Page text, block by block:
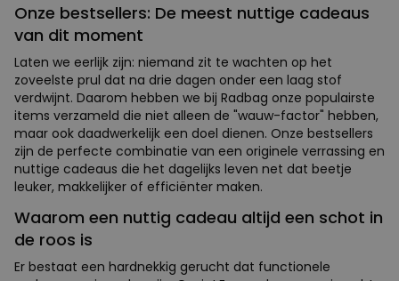
Onze bestsellers: De meest nuttige cadeaus
van dit moment
Laten we eerlijk zijn: niemand zit te wachten op het
zoveelste prul dat na drie dagen onder een laag stof
verdwijnt. Daarom hebben we bij Radbag onze populairste
items verzameld die niet alleen de "wauw-factor" hebben,
maar ook daadwerkelijk een doel dienen. Onze bestsellers
zijn de perfecte combinatie van een originele verrassing en
nuttige cadeaus die het dagelijks leven net dat beetje
leuker, makkelijker of efficiënter maken.
Waarom een nuttig cadeau altijd een schot in
de roos is
Er bestaat een hardnekkig gerucht dat functionele